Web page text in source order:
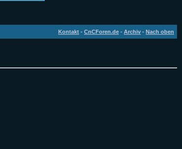
Kontakt - CnCForen.de - Archiv - Nach oben